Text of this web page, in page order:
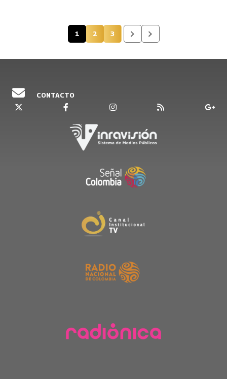
Página actual
1 Página
2 Página
3
CONTACTO